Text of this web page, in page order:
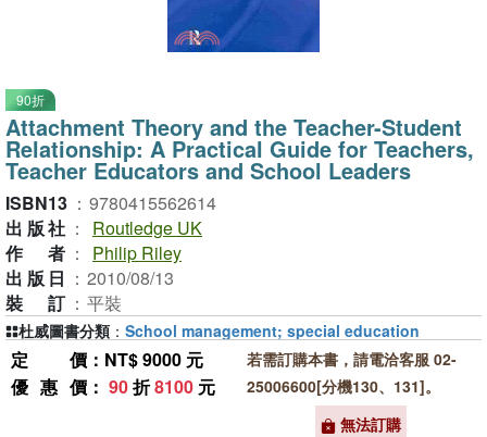
90折
Attachment Theory and the Teacher-Student
Relationship: A Practical Guide for Teachers,
Teacher Educators and School Leaders
ISBN13 ： 9780415562614
出版社 ：
Routledge UK
作者 ：
Philip Riley
出版日 ： 2010/08/13
裝訂 ： 平裝
定價 ：NT$ 9000 元
優惠價 ： 90折8100 元
若需訂購本書，請電洽客服 02-
25006600[分機130、131]。
無法訂購
杜威圖書分類 ： School management; special education